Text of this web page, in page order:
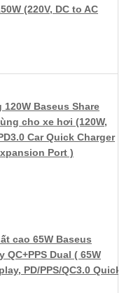
(220V, DC to AC
Baseus Share
cho xe hơi (120W,
Car Quick Charger
Port )
cao 65W Baseus
Dual ( 65W
PD/PPS/QC3.0 Quick